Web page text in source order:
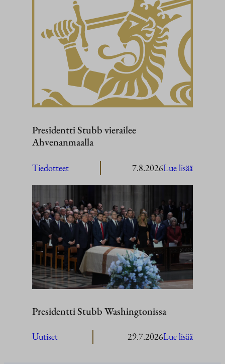
Presidentti Stubb vierailee
Ahvenanmaalla
Tiedotteet 7.8.2026Lue lisää
vierailee
Presidentti Stubb Washingtonissa
Uutiset 29.7.2026Lue lisää